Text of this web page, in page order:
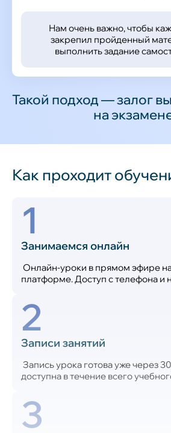
Нам очень важно, чтобы
закрепил пройденный
выполнить задание
Такой подход — залог
на
Как проходит
1
Занимаемся онлайн
Онлайн-уроки в прямом эфире
платформе. Доступ с телефона и
2
Записи занятий
Запись урока готова уже через
доступна в течение всего
3